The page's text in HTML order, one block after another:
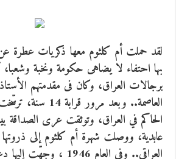
لقد حملت أم كلثوم معها ذكريات عطرة
بها احتفاء لا يضاهى حكومة ونخبة وشعبا،
برجالات العراق، وكان فى مقدمتهم
العاصمة.. وبعد مرور
الحاكم في العراق، وتوثقت عرى الصداقة
عابدية، ووصلت شهرة أم كلثوم إلى
العراقي.. وفى العام 1946